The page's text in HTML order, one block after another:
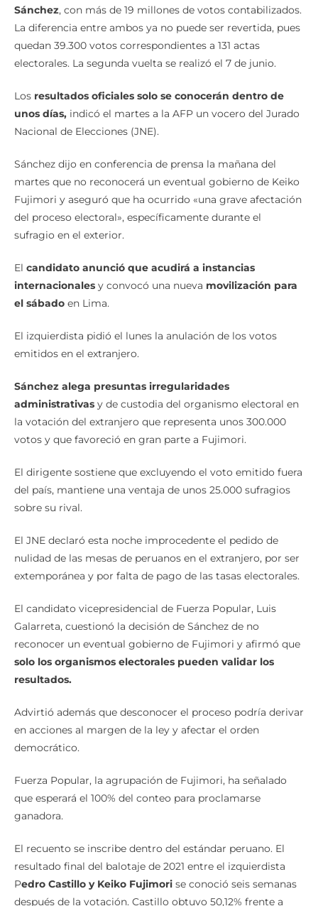
Sánchez, con más de 19 millones de votos contabilizados.
La diferencia entre ambos ya no puede ser revertida, pues
quedan 39.300 votos correspondientes a 131 actas
electorales. La segunda vuelta se realizó el 7 de junio.
Los resultados oficiales solo se conocerán dentro de
unos días, indicó el martes a la AFP un vocero del Jurado
Nacional de Elecciones (JNE).
Sánchez dijo en conferencia de prensa la mañana del
martes que no reconocerá un eventual gobierno de Keiko
Fujimori y aseguró que ha ocurrido «una grave afectación
del proceso electoral», específicamente durante el
sufragio en el exterior.
El candidato anunció que acudirá a instancias
internacionales y convocó una nueva movilización para
el sábado en Lima.
El izquierdista pidió el lunes la anulación de los votos
emitidos en el extranjero.
Sánchez alega presuntas irregularidades
administrativas y de custodia del organismo electoral en
la votación del extranjero que representa unos 300.000
votos y que favoreció en gran parte a Fujimori.
El dirigente sostiene que excluyendo el voto emitido fuera
del país, mantiene una ventaja de unos 25.000 sufragios
sobre su rival.
El JNE declaró esta noche improcedente el pedido de
nulidad de las mesas de peruanos en el extranjero, por ser
extemporánea y por falta de pago de las tasas electorales.
El candidato vicepresidencial de Fuerza Popular, Luis
Galarreta, cuestionó la decisión de Sánchez de no
reconocer un eventual gobierno de Fujimori y afirmó que
solo los organismos electorales pueden validar los
resultados.
Advirtió además que desconocer el proceso podría derivar
en acciones al margen de la ley y afectar el orden
democrático.
Fuerza Popular, la agrupación de Fujimori, ha señalado
que esperará el 100% del conteo para proclamarse
ganadora.
El recuento se inscribe dentro del estándar peruano. El
resultado final del balotaje de 2021 entre el izquierdista
Pedro Castillo y Keiko Fujimori se conoció seis semanas
después de la votación. Castillo obtuvo 50,12% frente a